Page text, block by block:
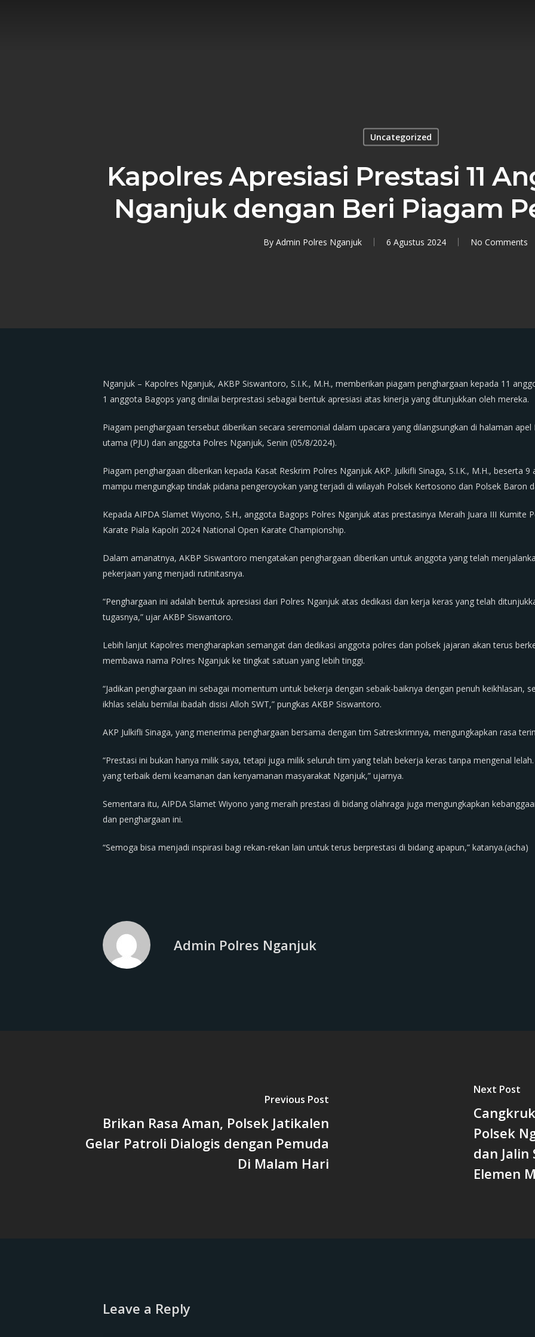
Uncategorized
Kapolres Apresiasi Prestasi 11
Nganjuk dengan Beri Piagam
By Admin Polres Nganjuk 6 Agustus 2024 No Comments
Nganjuk – Kapolres Nganjuk, AKBP Siswantoro, S.I.K., M.H., memberikan piagam penghargaan kepada 11
1 anggota Bagops yang dinilai berprestasi sebagai bentuk apresiasi atas kinerja yang ditunjukkan oleh mereka.
Piagam penghargaan tersebut diberikan secara seremonial dalam upacara yang dilangsungkan di halaman
utama (PJU) dan anggota Polres Nganjuk, Senin (05/8/2024).
Piagam penghargaan diberikan kepada Kasat Reskrim Polres Nganjuk AKP. Julkifli Sinaga, S.I.K., M.H., beserta
mampu mengungkap tindak pidana pengeroyokan yang terjadi di wilayah Polsek Kertosono dan Polsek Baron
Kepada AIPDA Slamet Wiyono, S.H., anggota Bagops Polres Nganjuk atas prestasinya Meraih Juara III Kumite
Karate Piala Kapolri 2024 National Open Karate Championship.
Dalam amanatnya, AKBP Siswantoro mengatakan penghargaan diberikan untuk anggota yang telah
pekerjaan yang menjadi rutinitasnya.
“Penghargaan ini adalah bentuk apresiasi dari Polres Nganjuk atas dedikasi dan kerja keras yang telah
tugasnya,” ujar AKBP Siswantoro.
Lebih lanjut Kapolres mengharapkan semangat dan dedikasi anggota polres dan polsek jajaran akan terus
membawa nama Polres Nganjuk ke tingkat satuan yang lebih tinggi.
“Jadikan penghargaan ini sebagai momentum untuk bekerja dengan sebaik-baiknya dengan penuh keikhlasan,
ikhlas selalu bernilai ibadah disisi Alloh SWT,” pungkas AKBP Siswantoro.
AKP Julkifli Sinaga, yang menerima penghargaan bersama dengan tim Satreskrimnya, mengungkapkan rasa
“Prestasi ini bukan hanya milik saya, tetapi juga milik seluruh tim yang telah bekerja keras tanpa mengenal
yang terbaik demi keamanan dan kenyamanan masyarakat Nganjuk,” ujarnya.
Sementara itu, AIPDA Slamet Wiyono yang meraih prestasi di bidang olahraga juga mengungkapkan
dan penghargaan ini.
“Semoga bisa menjadi inspirasi bagi rekan-rekan lain untuk terus berprestasi di bidang apapun,” katanya.(acha)
Admin Polres Nganjuk
Previous Post
Brikan Rasa Aman, Polsek Jatikalen
Gelar Patroli Dialogis dengan Pemuda
Di Malam Hari
Next Post
Polsek
dan
Elemen
Leave a Reply